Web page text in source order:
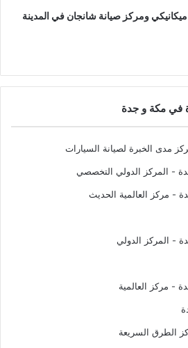
ومركز صيانة شانجان في المدينة
في مكة و جدة
مدى الخبرة لصيانة السيارات
- المركز الدولي التخصصي
- مركز العالمية الحديث
- المركز الدولي
- مركز العالمية
الطرق السريعة